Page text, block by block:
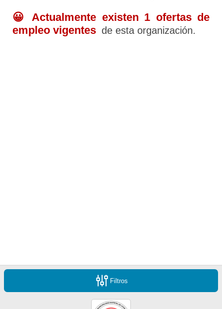
😀 Actualmente existen 1 ofertas de
empleo vigentes de esta organización.
Filtros